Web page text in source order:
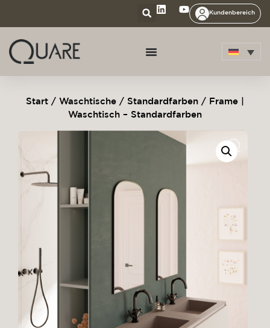
Kundenbereich
Start / Waschtische / Standardfarben / Frame |
Waschtisch – Standardfarben